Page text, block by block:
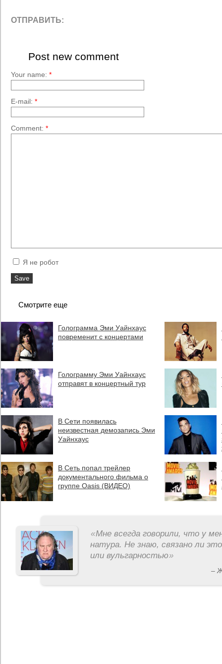
ОТПРАВИТЬ:
Post new comment
Your name: *
E-mail: *
Comment: *
Я не робот
Смотрите еще
Голограмма Эми Уайнхаус
повременит с концертами
Голограмму Эми Уайнхаус
отправят в концертный тур
В Сети появилась
неизвестная демозапись Эми
Уайнхаус
В Сеть попал трейлер
документального фильма о
группе Oasis (ВИДЕО)
«Мне всегда говорили, что у
натура. Не знаю, связано ли
или вульгарностью»
–